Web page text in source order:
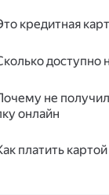
кредитная
доступно
не
онлайн
платить